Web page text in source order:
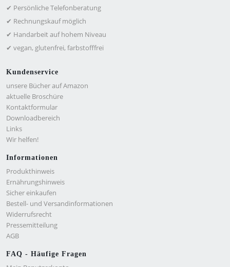
✔ Persönliche Telefonberatung
✔ Rechnungskauf möglich
✔ Handarbeit auf hohem Niveau
✔ vegan, glutenfrei, farbstofffrei
Kundenservice
unsere Bücher auf Amazon
aktuelle Broschüre
Kontaktformular
Downloadbereich
Links
Wir helfen!
Informationen
Produkthinweis
Ernährungshinweis
Sicher einkaufen
Bestell- und Versandinformationen
Widerrufsrecht
Pressemitteilung
AGB
FAQ - Häufige Fragen